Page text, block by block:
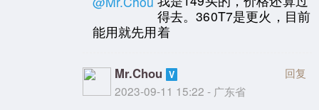
得去。360T7是更火，目前
能用就先用着
Mr.Chou
2023-09-11 15:22 - 广东省
回复